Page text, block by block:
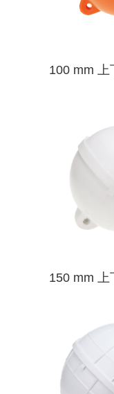
100 mm 上
150 mm 上